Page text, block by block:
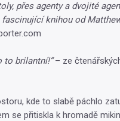
přes agenty a dvojité
knihou od
to brilantní!“– ze
kde to slabě páchlo
se přitiskla k hromadě